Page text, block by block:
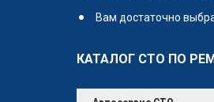
Вам достаточно
КАТАЛОГ СТО ПО